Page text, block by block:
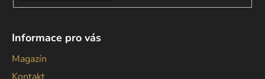
Informace pro vás
Magazín